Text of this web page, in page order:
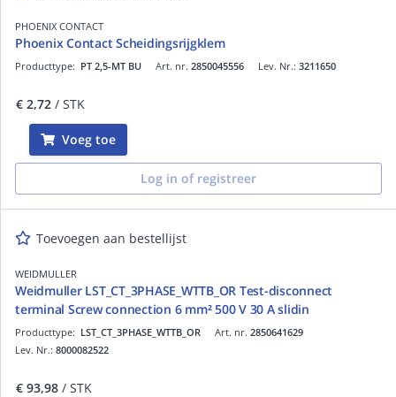
PHOENIX CONTACT
Phoenix Contact Scheidingsrijgklem
Art. nr. 2850045556
Producttype: PT 2,5-MT BU Lev. Nr.: 3211650
€ 2,72 / STK
Voeg toe
Log in of registreer
Toevoegen aan bestellijst
WEIDMULLER
Weidmuller LST_CT_3PHASE_WTTB_OR Test-disconnect
terminal Screw connection 6 mm² 500 V 30 A slidin
Art. nr. 2850641629
Producttype: LST_CT_3PHASE_WTTB_OR
Lev. Nr.: 8000082522
€ 93,98 / STK